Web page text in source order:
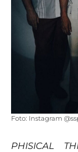
Foto: Instagram
PHISICAL